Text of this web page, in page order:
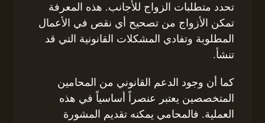
تحدد متطلبات الزواج للأجانب. هذه المعرفة
تمكن الأزواج من تصحيح أي نقص في الأعمال
المطلوبة وتفادي المشكلات القانونية التي قد
تنشأ.
كما أن وجود الدعم القانوني من المحامين
المتخصصين يعتبر عنصراً أساسياً في هذه
العملية. فالمحامي يمكنه تقديم المشورة